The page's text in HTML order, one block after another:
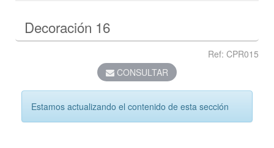
Decoración 16
Ref: CPR015
CONSULTAR
Estamos actualizando el contenido de esta sección